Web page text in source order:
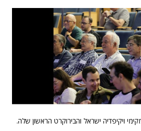
ויקיפדיה ישראל והבירוקרט הראשון שלה.